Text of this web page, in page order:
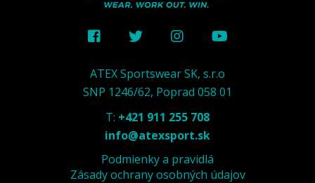
ATEX Sportswear SK, s.r.o
SNP 1246/62, Poprad 058 01
T: +421 911 255 708
info@atexsport.sk
Podmienky a pravidlá
Zásady ochrany osobných údajov